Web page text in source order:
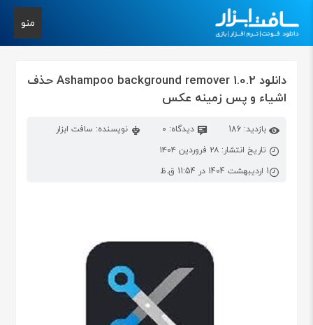
منو
دانلود Ashampoo background remover 1.0.2 حذف
اشیاء و پس زمینه عکس
بازدید: 186 دیدگاه: 0
نویسنده: سافت ابزار
تاریخ انتشار: ۲۸ فروردین ۱۴۰۴
1 اردیبهشت 1404 در 11:54 ق.ظ